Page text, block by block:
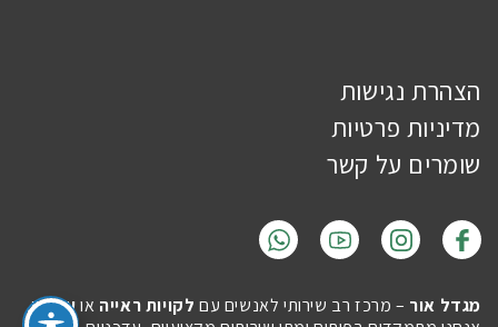
הצהרת נגישות
מדיניות פרטיות
שומרים על קשר
מגדל אור – מרכז רב שירותי לאנשים עם לקויות ראייה אועיוורון.